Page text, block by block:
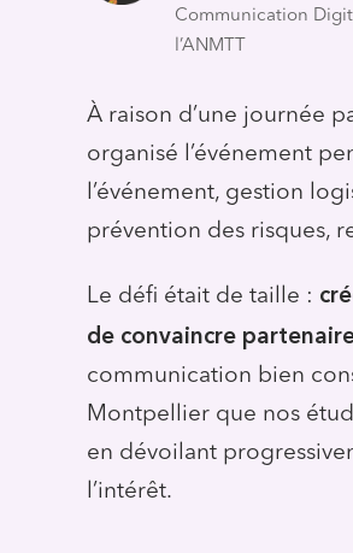
Communication
l’ANMTT
À raison d’une journée
organisé l’événement
l’événement, gestion
prévention des risques,
Le défi était de taille :
de convaincre
communication bien
Montpellier que nos
en dévoilant
l’intérêt.